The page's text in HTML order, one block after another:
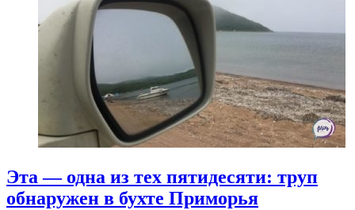
Эта — одна из тех пятидесяти: труп
обнаружен в бухте Приморья